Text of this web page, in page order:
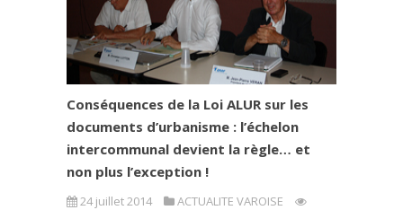
Conséquences de la Loi ALUR sur les
documents d’urbanisme : l’échelon
intercommunal devient la règle… et
non plus l’exception !
24 juillet 2014
ACTUALITE VAROISE